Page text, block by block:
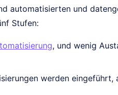
automatisierten und
Stufen:
, und wenig
werden